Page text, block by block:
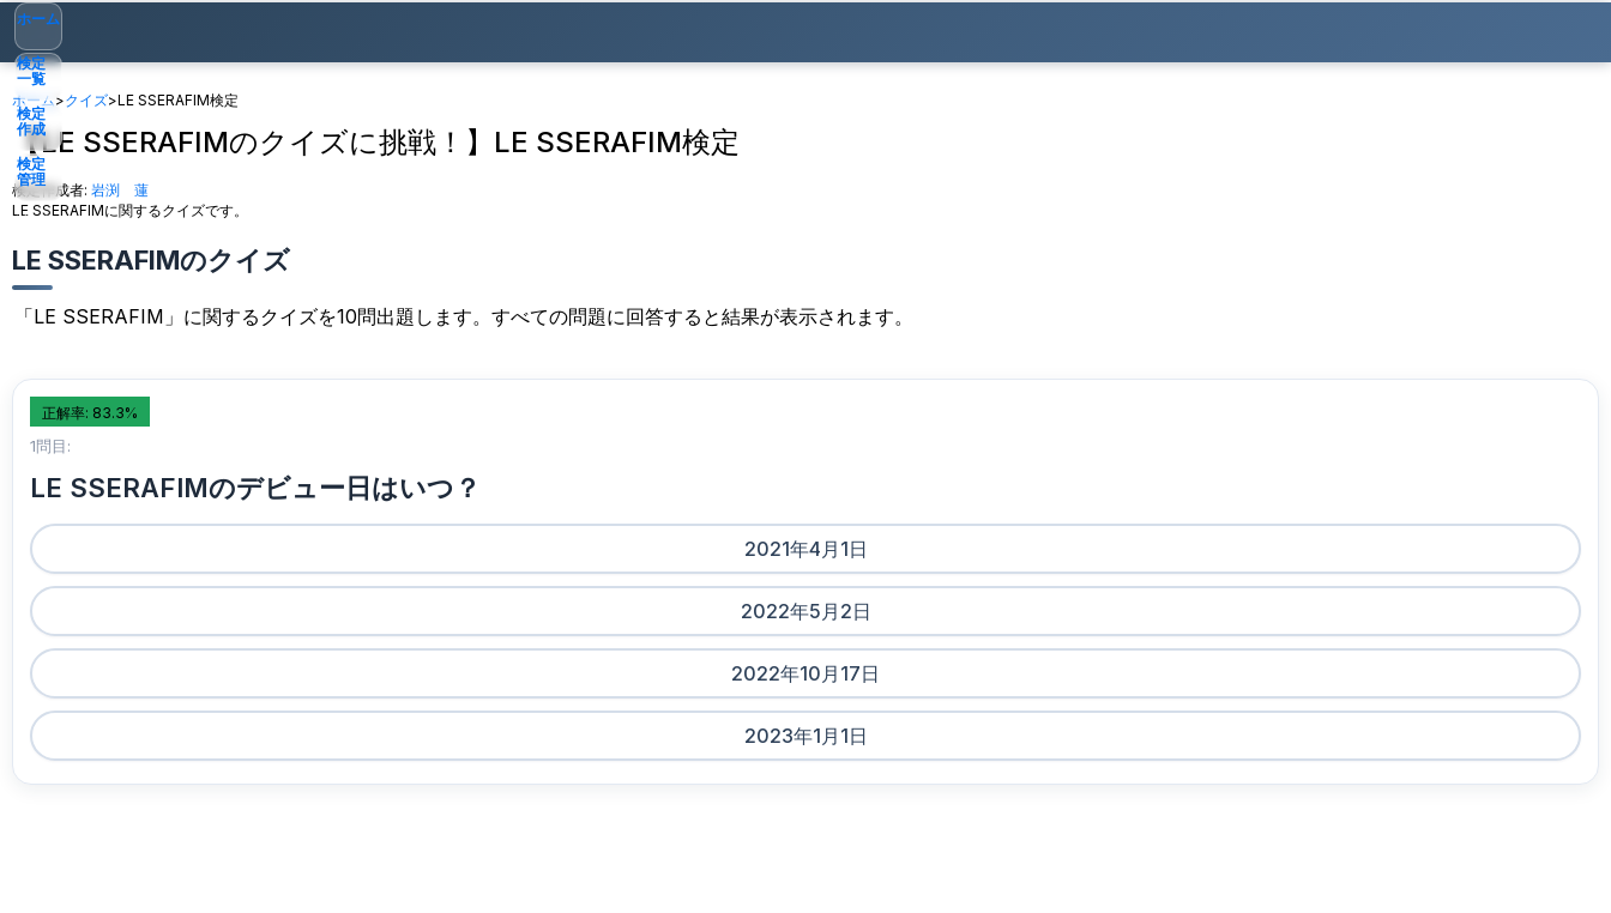
ホーム
検定
一覧
検定
作成
検定
管理
ゲスト
ホーム>クイズ>LE SSERAFIM検定
【LE SSERAFIMのクイズに挑戦！】LE SSERAFIM検定
検定作成者: 岩渕 蓮
LE SSERAFIMに関するクイズです。
LE SSERAFIMのクイズ
「LE SSERAFIM」に関するクイズを10問出題します。すべての問題に回答すると結果が表示されます。
正解率: 83.3%
1問目:
LE SSERAFIMのデビュー日はいつ？
2021年4月1日
2022年5月2日
2022年10月17日
2023年1月1日